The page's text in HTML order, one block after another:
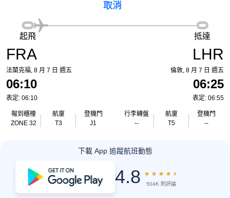
取消
FRA
法蘭克福, 8 月 7 日 週五
06:10
表定: 06:10
報到櫃檯
ZONE 32
航廈
T3
登機門
J1
起飛 抵達
LHR
倫敦, 8 月 7 日 週五
06:25
表定: 06:55
行李轉盤
--
航廈
T5
登機門
--
下載 App 追蹤航班動態
4.8 ★ ★ ★ ★ ★
504K 則評論